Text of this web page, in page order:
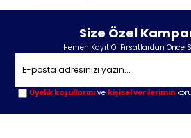
Size Özel
Hemen Kayıt Ol Fırsatlardan Önce
Üyelik koşullarını ve kişisel verilerimin